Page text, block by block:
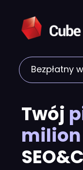
Twój
milion
Bezpłatny